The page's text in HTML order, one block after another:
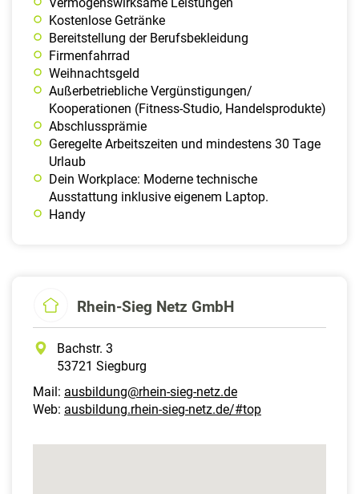
Kostenlose Getränke
Bereit­stellung der Berufs­beklei­dung
Firmen­fahrrad
Weih­nachts­geld
Außerbetriebliche Vergünstigungen/
Kooperationen (Fitness-Studio, Handelsprodukte)
Abschlussprämie
Geregelte Arbeitszeiten und mindestens 30 Tage
Urlaub
Dein Workplace: Moderne technische
Ausstattung inklusive eigenem Laptop.
Handy
Rhein-Sieg Netz GmbH
Bachstr. 3
53721 Siegburg
Mail: ausbildung@rhein-sieg-netz.de
Web: ausbildung.rhein-sieg-netz.de/#top